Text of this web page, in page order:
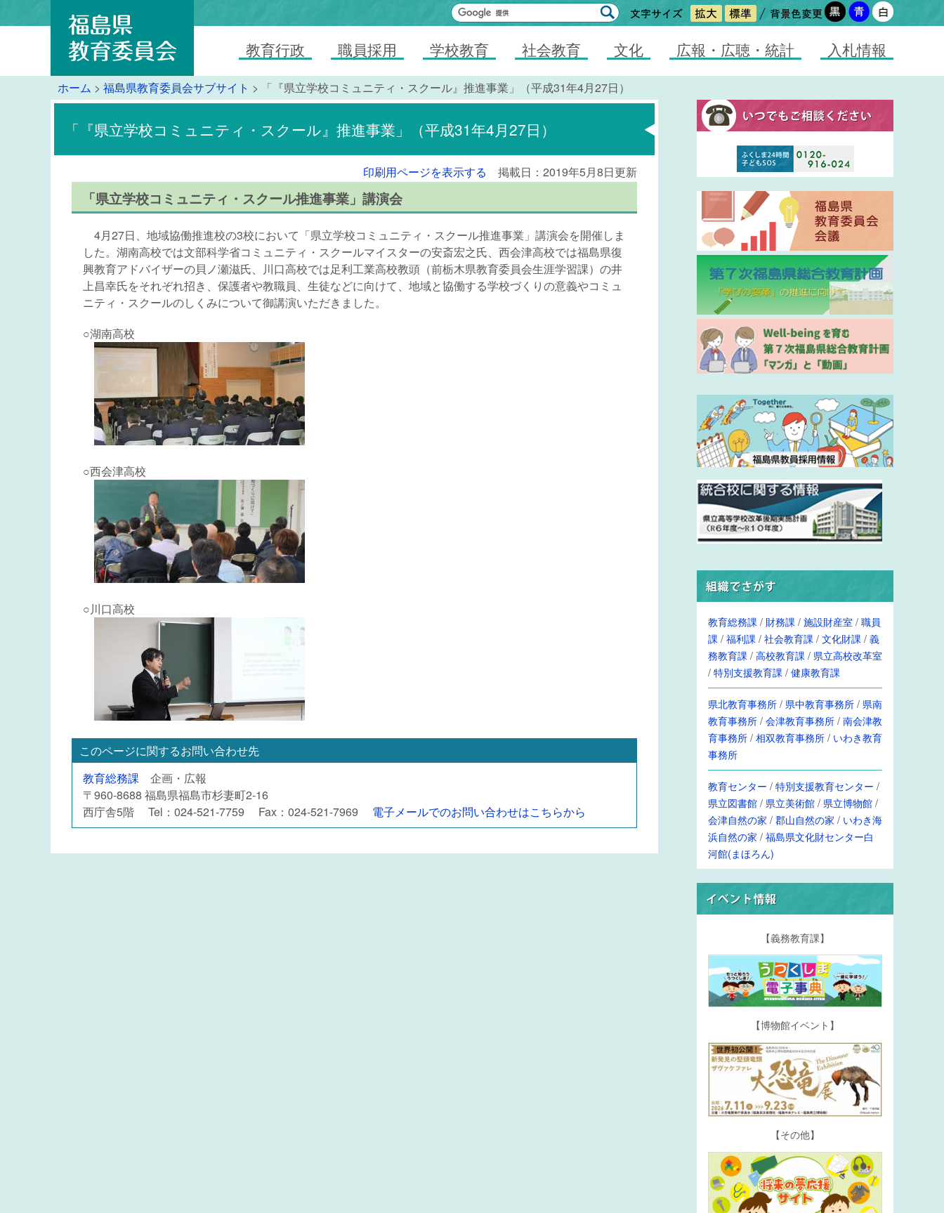
教育行政 職員採用 学校教育 社会教育 文化 広報・広聴・統計 入札情報
ホーム > 福島県教育委員会サブサイト > 「『県立学校コミュニティ・スクール』推進事業」（平成31年4月27日）
「『県立学校コミュニティ・スクール』推進事業」（平成31年4月27日）
印刷用ページを表示する 掲載日：2019年5月8日更新
「県立学校コミュニティ・スクール推進事業」講演会
4月27日、地域協働推進校の3校において「県立学校コミュニティ・スクール推進事業」講演会を開催しま
した。湖南高校では文部科学省コミュニティ・スクールマイスターの安斎宏之氏、西会津高校では福島県復
興教育アドバイザーの貝ノ瀬滋氏、川口高校では足利工業高校教頭（前栃木県教育委員会生涯学習課）の井
上昌幸氏をそれぞれ招き、保護者や教職員、生徒などに向けて、地域と協働する学校づくりの意義やコミュ
ニティ・スクールのしくみについて御講演いただきました。
○湖南高校
○西会津高校
○川口高校
このページに関するお問い合わせ先
教育総務課 企画・広報
〒960-8688 福島県福島市杉妻町2-16
西庁舎5階 Tel：024-521-7759 Fax：024-521-7969 電子メールでのお問い合わせはこちらから
教育総務課 / 財務課 /施設財産室 /職員
課 /福利課 /社会教育課 /文化財課 /義
務教育課 /高校教育課 / 県立高校改革室
/特別支援教育課 /健康教育課
県北教育事務所/ 県中教育事務所/ 県南
教育事務所/会津教育事務所/南会津教
育事務所/相双教育事務所/ いわき教育
事務所
教育センター /特別支援教育センター /
県立図書館/ 県立美術館/ 県立博物館/
会津自然の家 /郡山自然の家 / いわき海
浜自然の家 /福島県文化財センター白
河館(まほろん)
【義務教育課】
【博物館イベント】
【その他】